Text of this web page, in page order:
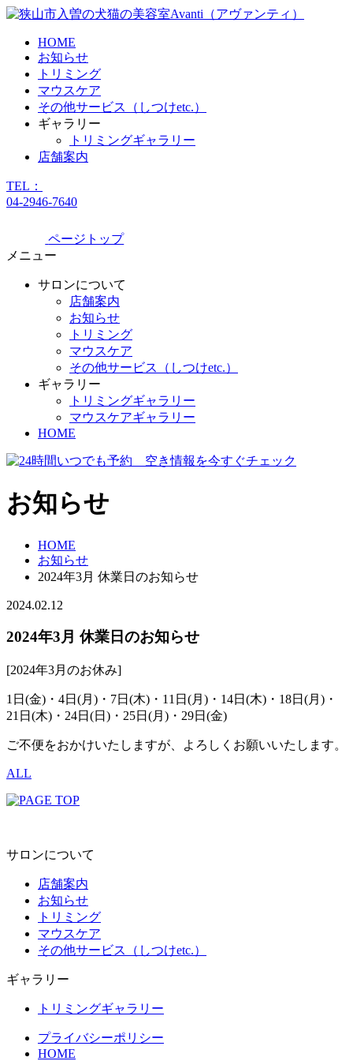
HOME
お知らせ
トリミング
マウスケア
その他サービス（しつけetc.）
ギャラリー
トリミングギャラリー
店舗案内
TEL：
04-2946-7640
ページトップ
メニュー
サロンについて
店舗案内
お知らせ
トリミング
マウスケア
その他サービス（しつけetc.）
ギャラリー
トリミングギャラリー
マウスケアギャラリー
HOME
お知らせ
HOME
お知らせ
2024年3月 休業日のお知らせ
2024.02.12
2024年3月 休業日のお知らせ
[2024年3月のお休み]
1日(金)・4日(月)・7日(木)・11日(月)・14日(木)・18日(月)・
21日(木)・24日(日)・25日(月)・29日(金)
ご不便をおかけいたしますが、よろしくお願いいたします。
ALL
サロンについて
店舗案内
お知らせ
トリミング
マウスケア
その他サービス（しつけetc.）
ギャラリー
トリミングギャラリー
プライバシーポリシー
HOME